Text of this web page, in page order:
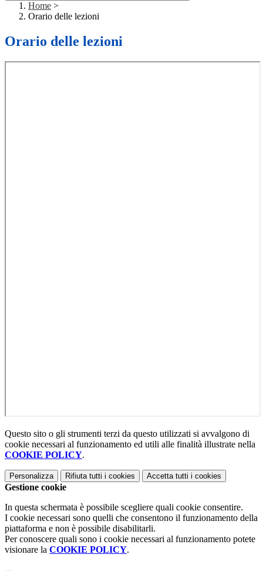
Home >
Orario delle lezioni
Orario delle lezioni
Questo sito o gli strumenti terzi da questo utilizzati si avvalgono di
cookie necessari al funzionamento ed utili alle finalità illustrate nella
COOKIE POLICY.
Personalizza Rifiuta tutti i cookies Accetta tutti i cookies
Gestione cookie
In questa schermata è possibile scegliere quali cookie consentire.
I cookie necessari sono quelli che consentono il funzionamento della
piattaforma e non è possibile disabilitarli.
Per conoscere quali sono i cookie necessari al funzionamento potete
visionare la COOKIE POLICY.